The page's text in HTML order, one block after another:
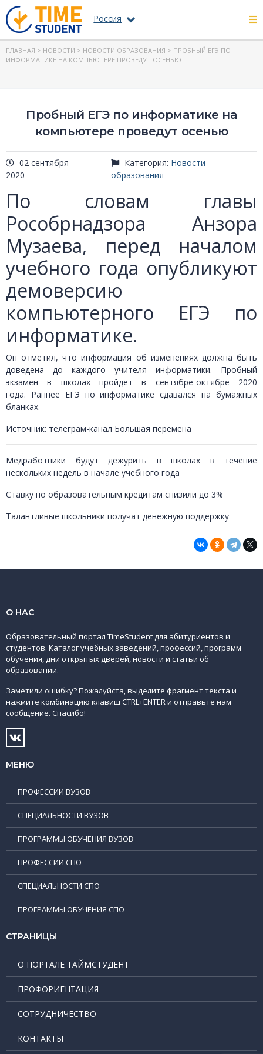
Россия
ГЛАВНАЯ > НОВОСТИ > НОВОСТИ ОБРАЗОВАНИЯ > ПРОБНЫЙ ЕГЭ ПО
ИНФОРМАТИКЕ НА КОМПЬЮТЕРЕ ПРОВЕДУТ ОСЕНЬЮ
Пробный ЕГЭ по информатике на
компьютере проведут осенью
02 сентября
2020
Категория: Новости
образования
По словам главы
Рособрнадзора Анзора
Музаева, перед началом
учебного года опубликуют
демоверсию
компьютерного ЕГЭ по
информатике.
Он отметил, что информация об изменениях должна быть
доведена до каждого учителя информатики. Пробный
экзамен в школах пройдет в сентябре-октябре 2020
года. Раннее ЕГЭ по информатике сдавался на бумажных
бланках.
Источник: телеграм-канал Большая перемена
Медработники будут дежурить в школах в течение
нескольких недель в начале учебного года
Ставку по образовательным кредитам снизили до 3%
Талантливые школьники получат денежную поддержку
О НАС
Образовательный портал TimeStudent для абитуриентов и
студентов. Каталог учебных заведений, профессий, программ
обучения, дни открытых дверей, новости и статьи об
образовании.
Заметили ошибку? Пожалуйста, выделите фрагмент текста и
нажмите комбинацию клавиш CTRL+ENTER и отправьте нам
сообщение. Спасибо!
МЕНЮ
ПРОФЕССИИ ВУЗОВ
СПЕЦИАЛЬНОСТИ ВУЗОВ
ПРОГРАММЫ ОБУЧЕНИЯ ВУЗОВ
ПРОФЕССИИ СПО
СПЕЦИАЛЬНОСТИ СПО
ПРОГРАММЫ ОБУЧЕНИЯ СПО
СТРАНИЦЫ
О ПОРТАЛЕ ТАЙМСТУДЕНТ
ПРОФОРИЕНТАЦИЯ
СОТРУДНИЧЕСТВО
КОНТАКТЫ